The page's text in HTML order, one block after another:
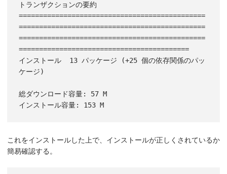
トランザクションの要約
==============================================
==============================================
==============================================
==========================================
インストール  13 パッケージ (+25 個の依存関係のパッ
ケージ)
総ダウンロード容量: 57 M
インストール容量: 153 M
これをインストールした上で、インストールが正しくされているか
簡易確認する。